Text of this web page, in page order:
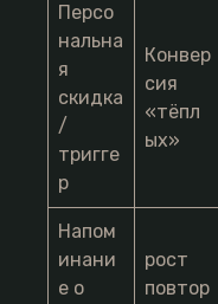
Персо
нальна
я
скидка
/
тригге
р
Конвер
сия
«тёпл
ых»
Напом
инани
е о
рост
повтор